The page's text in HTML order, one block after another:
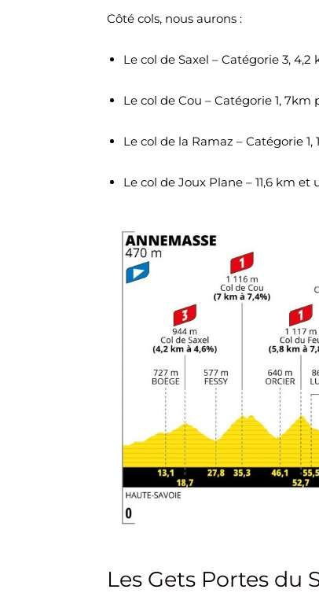
Côté cols, nous aurons :
Le col de Saxel – Catégorie 3,
Le col de Cou – Catégorie 1,
Le col de la Ramaz – Catégorie 1,
Le col de Joux Plane – 11,6 km et
Les Gets Portes du